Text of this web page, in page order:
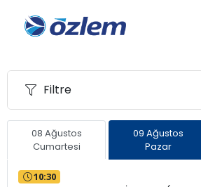
Filtre
08 Ağustos
Cumartesi
09 Ağustos
Pazar
10:30